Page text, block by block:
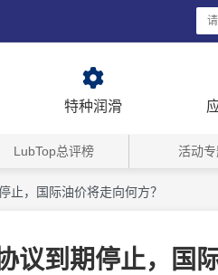
特种润滑
LubTop总评榜 活动
止，国际油价将走向何方？
议到期停止，国